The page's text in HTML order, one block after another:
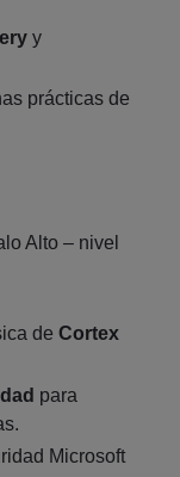
y
prácticas de
Alto – nivel
de Cortex
para
Microsoft